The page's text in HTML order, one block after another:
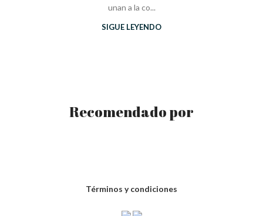
unan a la co...
SIGUE LEYENDO
Recomendado por
Términos y condiciones